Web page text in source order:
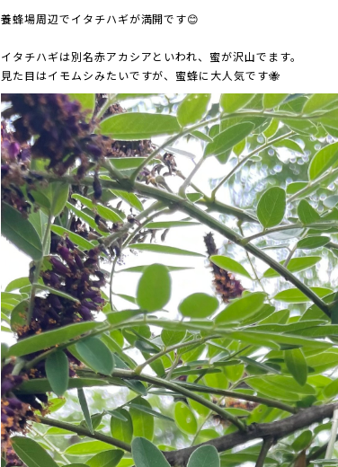
養蜂場周辺でイタチハギが満開です😊
イタチハギは別名赤アカシアといわれ、 蜜が沢山でます。
見た目はイモムシみたいですが、蜜蜂に大人気です🐝